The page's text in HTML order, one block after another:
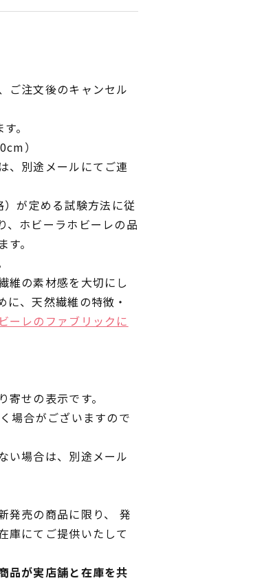
ご注文後のキャンセル
。
）
、別途メールにてご連
が定める試験方法に従
、ホビーラホビーレの品
。
維の素材感を大切にし
、天然繊維の特徴・
ーレのファブリックに
せの表示です。
場合がございますので
い場合は、別途メール
発売の商品に限り、 発
庫にてご提供いたして
品が実店舗と在庫を共